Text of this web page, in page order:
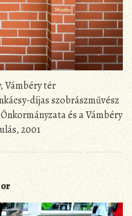
Vámbéry tér
díjas szobrászművész
és a Vámbéry
2001